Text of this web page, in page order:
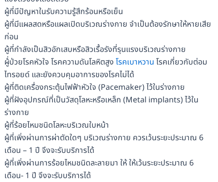
ผู้ที่มีปัญหาในรับความรู้สึกร้อนหรือเย็น
ผู้ที่มีแผลสดหรือแผลเปิดบริเวณร่างกาย จำเป็นต้องรักษาให้หายเสีย
ก่อน
ผู้ที่กำลังเป็นสิวอักเสบหรือสิวเรื้อรังที่รุนแรงบริเวณร่างกาย
ผู้่ป่วยโรคหัวใจ โรคความดันโลหิตสูง โรคเบาหวาน โรคเกี่ยวกับต่อม
ไทรอยด์ และยังควบคุมอาการของโรคไม่ได้
ผู้ที่ติดเครื่องกระตุ้นไฟฟ้าหัวใจ (Pacemaker) ไว้ในร่างกาย
ผู้ที่ฝังอุปกรณ์ที่เป็นวัสดุโลหะหรือเหล็ก (Metal implants) ไว้ใน
ร่างกาย
ผู้ที่ร้อยไหมชนิดโลหะบริเวณใบหน้า
ผู้ที่เพิ่งผ่านการผ่าตัดใดๆ บริเวณร่างกาย ควรเว้นระยะประมาณ 6
เดือน – 1 ปี จึงจะรับบริการได้
ผู้ที่เพิ่งผ่านการร้อยไหมชนิดละลายมา ให้ ให้เว้นระยะประมาณ 6
เดือน- 1 ปี จึงจะรับบริการได้